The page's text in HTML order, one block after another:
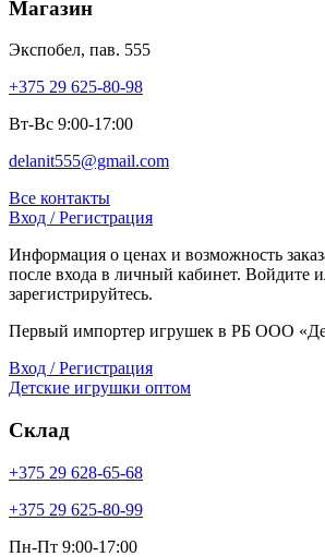
Магазин
Экспобел, пав. 555
+375 29 625-80-98
Вт-Вс 9:00-17:00
delanit555@gmail.com
Все контакты
Вход / Регистрация
Информация о ценах и возможность
после входа в личный кабинет. Войдите
зарегистрируйтесь.
Первый импортер игрушек в РБ ООО
Вход / Регистрация
Детские игрушки оптом
Склад
+375 29 628-65-68
+375 29 625-80-99
Пн-Пт 9:00-17:00